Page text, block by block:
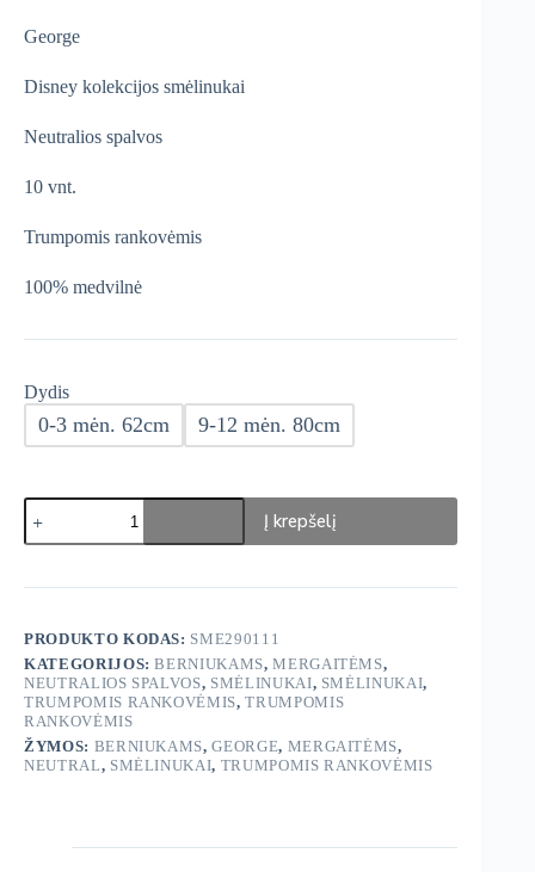
€22,00.
€18,70.
George
Disney kolekcijos smėlinukai
Neutralios spalvos
10 vnt.
Trumpomis rankovėmis
100% medvilnė
Dydis
0-3 mėn. 62cm 9-12 mėn. 80cm
produkto
kiekis:
George
Smėlinukai
Į krepšelį
PRODUKTO KODAS: SME290111
KATEGORIJOS:BERNIUKAMS,MERGAITĖMS,
NEUTRALIOS SPALVOS, SMĖLINUKAI, SMĖLINUKAI,
TRUMPOMIS RANKOVĖMIS,TRUMPOMIS
RANKOVĖMIS
ŽYMOS: BERNIUKAMS,GEORGE, MERGAITĖMS,
NEUTRAL, SMĖLINUKAI, TRUMPOMIS RANKOVĖMIS